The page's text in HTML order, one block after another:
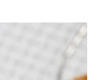
ゥ・
ユ
ズ・